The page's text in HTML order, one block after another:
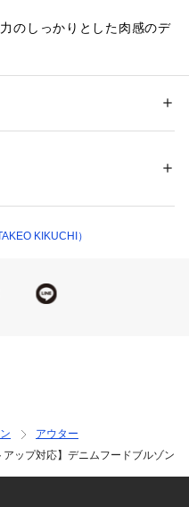
のしっかりとした肉感のデ
もお楽しみいただけます。
デザインソースに、現代的
ニムフーディー。
様になる、存在感のある一
KIKUCHI）
アウター
アップ対応】デニムフードブルゾン